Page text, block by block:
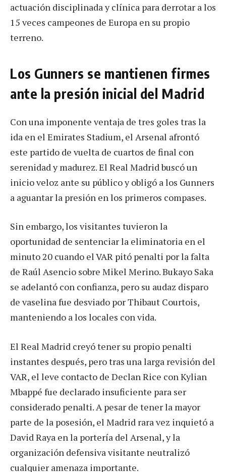
actuación disciplinada y clínica para derrotar a los
15 veces campeones de Europa en su propio
terreno.
Los Gunners se mantienen firmes
ante la presión inicial del Madrid
Con una imponente ventaja de tres goles tras la
ida en el Emirates Stadium, el Arsenal afrontó
este partido de vuelta de cuartos de final con
serenidad y madurez. El Real Madrid buscó un
inicio veloz ante su público y obligó a los Gunners
a aguantar la presión en los primeros compases.
Sin embargo, los visitantes tuvieron la
oportunidad de sentenciar la eliminatoria en el
minuto 20 cuando el VAR pitó penalti por la falta
de Raúl Asencio sobre Mikel Merino. Bukayo Saka
se adelantó con confianza, pero su audaz disparo
de vaselina fue desviado por Thibaut Courtois,
manteniendo a los locales con vida.
El Real Madrid creyó tener su propio penalti
instantes después, pero tras una larga revisión del
VAR, el leve contacto de Declan Rice con Kylian
Mbappé fue declarado insuficiente para ser
considerado penalti. A pesar de tener la mayor
parte de la posesión, el Madrid rara vez inquietó a
David Raya en la portería del Arsenal, y la
organización defensiva visitante neutralizó
cualquier amenaza importante.